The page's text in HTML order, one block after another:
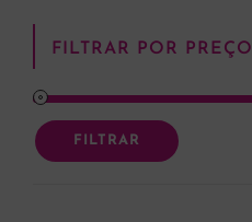
FILTRAR POR PREÇO
FILTRAR